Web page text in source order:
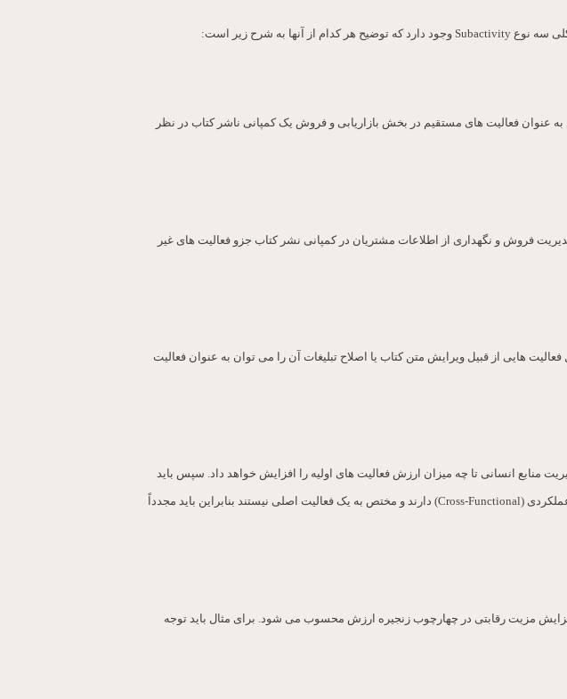
به عنوان فعالیت های مستقیم در بخش بازاریابی و فروش یک کمپانی ناشر کتاب در نظر
فروش و نگهداری از اطلاعات مشتریان در کمپانی نشر کتاب جزو فعالیت های غیر
هایی از قبیل ویرایش متن کتاب یا اصلاح تبلیغات آن را می توان به عنوان فعالیت
منابع انسانی تا چه میزان ارزش فعالیت های اولیه را افزایش خواهد داد. سپس باید
فعالیت های کوچک (Subactivity) و ارزش آفرین را در زیرساخت های کمپانی خود شناسایی کنید. این فعالیت ها ماهیت چند عملکردی (Cross-Functional) دارند و مختص به یک فعالیت اصلی نیستند بنابراین باید مجدداً
مزیت رقابتی در چهارچوب زنجیره ارزش محسوب می شود. برای مثال باید توجه